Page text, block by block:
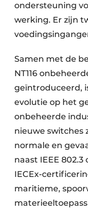
ondersteuning
werking. Er zijn
Samen met de
NT116
geïntroduceerd,
evolutie op het
onbeheerde
nieuwe switches
normale en
naast IEEE
IECEx-
maritieme,